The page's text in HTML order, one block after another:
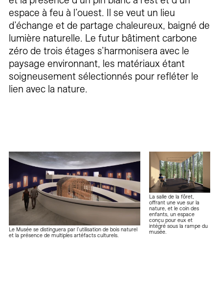
espace à feu à l’ouest. Il se veut un lieu
d’échange et de partage chaleureux, baigné de
lumière naturelle. Le futur bâtiment carbone
zéro de trois étages s’harmonisera avec le
paysage environnant, les matériaux étant
soigneusement sélectionnés pour refléter le
lien avec la nature.
Le Musée se distinguera par l’utilisation de bois naturel
et la présence de multiples artéfacts culturels.
La salle de la fôret,
offrant une vue sur la
nature, et le coin des
enfants, un espace
conçu pour eux et
intégré sous la rampe du
musée.